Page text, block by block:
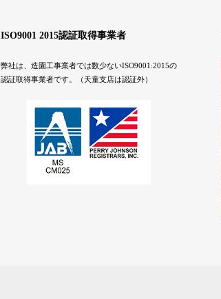
ISO9001 2015認証取得事業者
弊社は、造園工事業者では数少ないISO9001:2015の
認証取得事業者です。（天童支店は認証外）